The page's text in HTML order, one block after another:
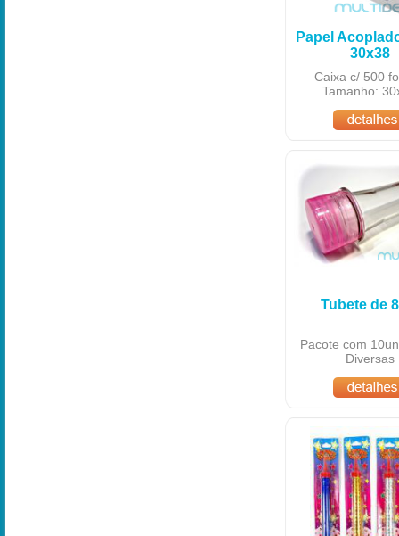
Papel
30x38
Caixa c/ 500
Tamanho:
Tubete de
Pacote com
Diversas